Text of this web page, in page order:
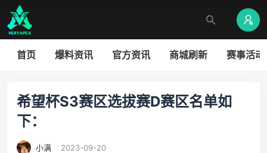
首页 爆料资讯 官方资讯 商城刷新 赛事活动
希望杯S3赛区选拔赛D赛区名单如
下：
小满 2023-09-20